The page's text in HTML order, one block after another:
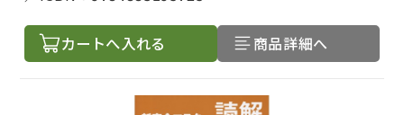
カートへ入れる 商品詳細へ